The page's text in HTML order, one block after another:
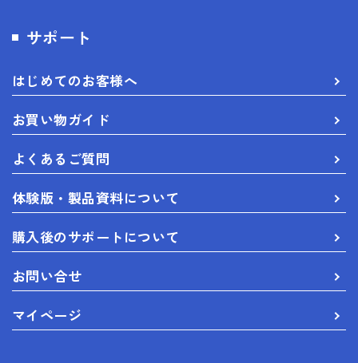
サポート
はじめてのお客様へ
お買い物ガイド
よくあるご質問
体験版・製品資料について
購入後のサポートについて
お問い合せ
マイページ